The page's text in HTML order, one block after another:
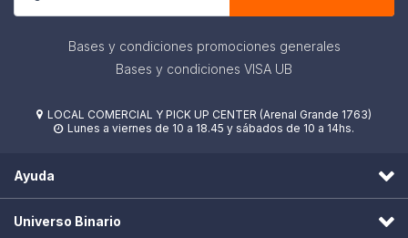
Bases y condiciones promociones generales
Bases y condiciones VISA UB
 LOCAL COMERCIAL Y PICK UP CENTER (Arenal Grande 1763)
 Lunes a viernes de 10 a 18.45 y sábados de 10 a 14hs.
Ayuda
Universo Binario